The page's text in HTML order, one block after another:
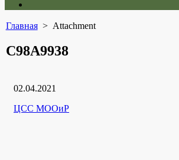
menu
Главная> Attachment
C98A9938
Дата
02.04.2021
Рубрики
Автор
ЦСС МООиР